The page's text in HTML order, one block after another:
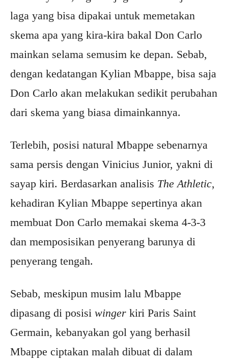
laga yang bisa dipakai untuk memetakan
skema apa yang kira-kira bakal Don Carlo
mainkan selama semusim ke depan. Sebab,
dengan kedatangan Kylian Mbappe, bisa saja
Don Carlo akan melakukan sedikit perubahan
dari skema yang biasa dimainkannya.
Terlebih, posisi natural Mbappe sebenarnya
sama persis dengan Vinicius Junior, yakni di
sayap kiri. Berdasarkan analisis The Athletic,
kehadiran Kylian Mbappe sepertinya akan
membuat Don Carlo memakai skema 4-3-3
dan memposisikan penyerang barunya di
penyerang tengah.
Sebab, meskipun musim lalu Mbappe
dipasang di posisi winger kiri Paris Saint
Germain, kebanyakan gol yang berhasil
Mbappe ciptakan malah dibuat di dalam